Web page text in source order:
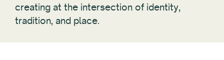
creating at the intersection of identity,
tradition, and place.